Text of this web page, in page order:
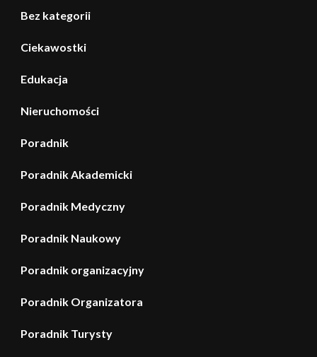
Bez kategorii
Ciekawostki
Edukacja
Nieruchomości
Poradnik
Poradnik Akademicki
Poradnik Medyczny
Poradnik Naukowy
Poradnik organizacyjny
Poradnik Organizatora
Poradnik Turysty